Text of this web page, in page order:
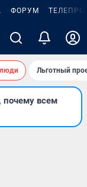
ФОРУМ
люди Льготный
почему всем